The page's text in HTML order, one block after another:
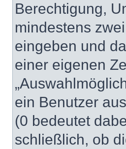
Berechtigung,
mindestens
eingeben und
einer eigenen
ein Benutzer
(0 bedeutet
schließlich, ob